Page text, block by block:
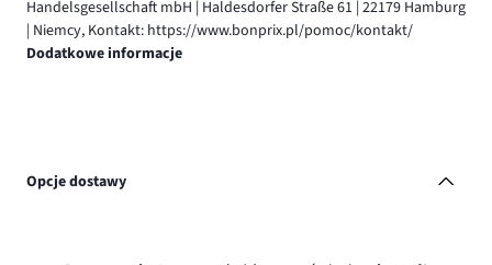
Handelsgesellschaft mbH | Haldesdorfer Straße 61 | 22179 Hamburg
| Niemcy, Kontakt: https://www.bonprix.pl/pomoc/kontakt/
Dodatkowe informacje
Opcje dostawy